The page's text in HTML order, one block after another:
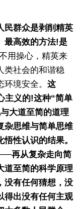
民群众是剥削精英
最高效的方法!是
用操心，精英来
类社会的和谐稳
境安全。 这
主义的!这种“简单
大道至简的道理
杂思维与简单思维
性认识的结果。
再从复杂走向简
道至简的科学原理
没有任何猜想，没
得出没有任何主观